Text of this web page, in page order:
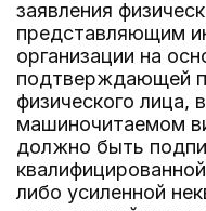
заявления
представляющим
организации на
подтверждающей
физического лица,
машиночитаемом
должно быть
либо усиленной